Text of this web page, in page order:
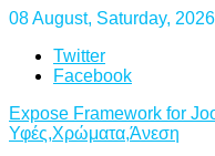
08 August, Saturday, 2026
Twitter
Facebook
Expose Framework for
Υφές,Χρώματα,Άνεση